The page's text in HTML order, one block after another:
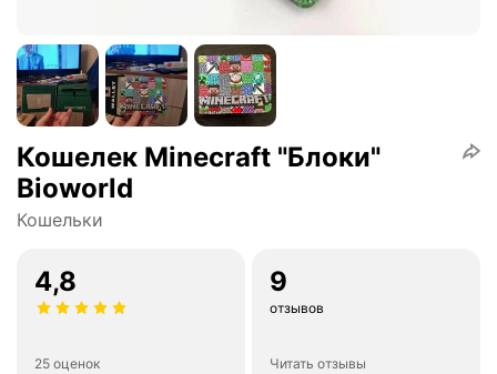
Кошелек Minecraft "Блоки"
Bioworld
Кошельки
4,8
25 оценок
9
отзывов
Читать отзывы